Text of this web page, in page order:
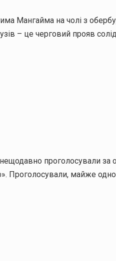
Мангайма на чолі з
– це черговий прояв
проголосували за
Проголосували, майже